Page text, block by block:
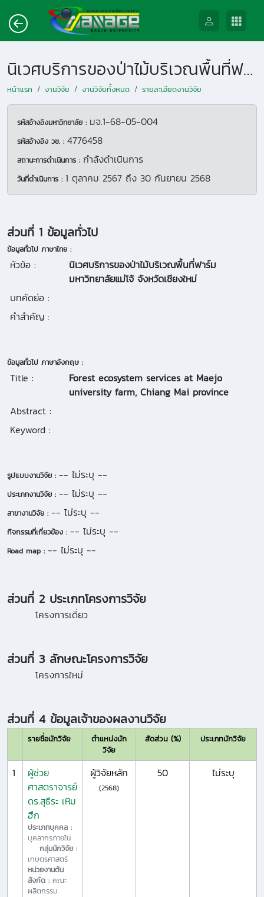
นิเวศบริการของป่าไม้บริเวณพื้นที่ฟาร์มมหาวิทยาลัยแม่โจ้ จังหวัดเชียงใหม่
หน้าแรก งานวิจัย งานวิจัยทั้งหมด รายละเอียดงานวิจัย
รหัสอ้างอิงมหาวิทยาลัย : มจ.1-68-05-004
รหัสอ้างอิง วช. : 4776458
สถานะการดำเนินการ : กำลังดำเนินการ
วันที่ดำเนินการ : 1 ตุลาคม 2567 ถึง 30 กันยายน 2568
ส่วนที่ 1 ข้อมูลทั่วไป
ข้อมูลทั่วไป ภาษาไทย :
หัวข้อ :
นิเวศบริการของป่าไม้บริเวณพื้นที่ฟาร์ม
มหาวิทยาลัยแม่โจ้ จังหวัดเชียงใหม่
บทคัดย่อ :
คำสำคัญ :
ข้อมูลทั่วไป ภาษาอังกฤษ :
Title :
Forest ecosystem services at Maejo
university farm, Chiang Mai province
Abstract :
Keyword :
รูปแบบงานวิจัย : -- ไม่ระบุ --
ประเภทงานวิจัย : -- ไม่ระบุ --
สาขางานวิจัย : -- ไม่ระบุ --
กิจกรรมที่เกี่ยวข้อง : -- ไม่ระบุ --
Road map : -- ไม่ระบุ --
ส่วนที่ 2 ประเภทโครงการวิจัย
โครงการเดี่ยว
ส่วนที่ 3 ลักษณะโครงการวิจัย
โครงการใหม่
ส่วนที่ 4 ข้อมูลเจ้าของผลงานวิจัย
รายชื่อนักวิจัย
ตำแหน่งนัก
วิจัย
สัดส่วน (%) ประเภทนักวิจัย
1
ผู้ช่วย
ศาสตราจารย์
ดร.สุธีระ เหิม
ฮึก
ประเภทบุคคล :
บุคลากรภายใน
กลุ่มนักวิจัย :
เกษตรศาสตร์
หน่วยงานต้น
สังกัด : คณะ
ผลิตกรรม
ผู้วิจัยหลัก
(2568)
50 ไม่ระบุ